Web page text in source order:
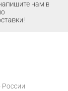
нам в
России